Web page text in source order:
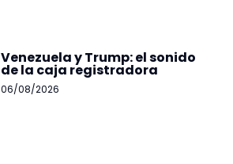
Venezuela y Trump: el sonido
de la caja registradora
06/08/2026